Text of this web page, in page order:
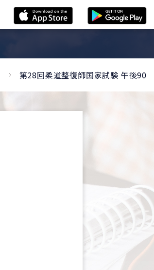
第28回柔道整復師国家試験 午後90